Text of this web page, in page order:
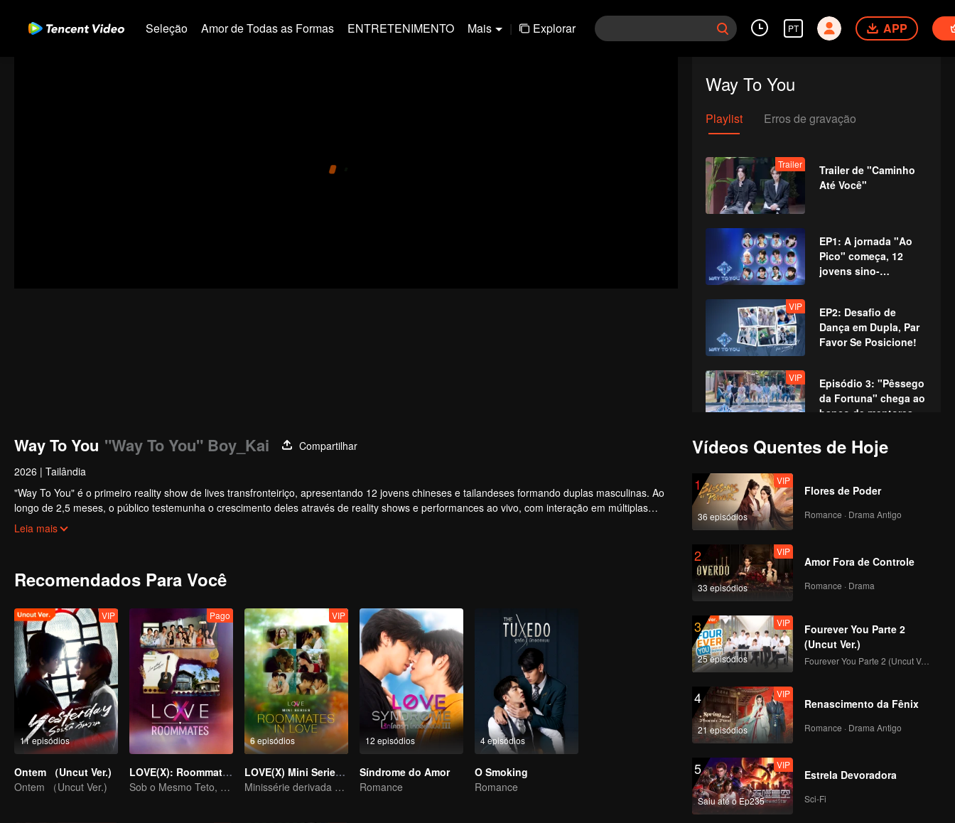
Seleção Amor de Todas as Formas ENTRETENIMENTO Mais | Explorar PT APP
Way To You
Playlist Erros de gravação
Trailer
Trailer de "Caminho
Até Você"
EP1: A jornada "Ao
Pico" começa, 12
jovens sino-
primeira vez!
VIP
EP2: Desafio de
Dança em Dupla, Par
Favor Se Posicione!
VIP
Episódio 3: "Pêssego
da Fortuna" chega ao
banco de mentores,
icônicas!
VIP
Episódio 4: Gala de
Talentos em uma
Disputa Épica de
Interpretação
VIP
Avante Sem Medo!
VIP
Aquáticos, Batalha
Geral de Todos os
Participantes!
VIP
Episódio 7: Exibição
talentos em grupo, da
inexperiência ao
deslumbre
VIP
VIP
Way To You "Way To You" Boy_Kai
Compartilhar
2026 | Tailândia
"Way To You" é o primeiro reality show de lives transfronteiriço, apresentando 12 jovens chineses e tailandeses formando duplas masculinas. Ao
longo de 2,5 meses, o público testemunha o crescimento deles através de reality shows e performances ao vivo, com interação em múltiplas
plataformas. Os espectadores participam diretamente do desenvolvimento dos ídolos por meio de votações e apoio, acompanhando a jornada
Leia mais
Recomendados Para Você
11 episódios
VIP
Ontem （Uncut Ver.)
Ontem （Uncut Ver.)
Pago
LOVE(X): Roommates
Sob o Mesmo Teto, Corações Desbloqueados! O Especial LOVE(X) de Companheiros de Casa
6 episódios
VIP
LOVE(X) Mini Series: Roommates In Love
Minissérie derivada de LOVE(X)
12 episódios
Síndrome do Amor
Romance
4 episódios
O Smoking
Romance
Vídeos Quentes de Hoje
1
36 episódios
VIP
Flores de Poder
Romance · Drama Antigo
2
33 episódios
VIP
Amor Fora de Controle
Romance · Drama
3
25 episódios
VIP
Fourever You Parte 2
(Uncut Ver.)
Fourever You Parte 2 (Uncut Ver.)
4
21 episódios
VIP
Renascimento da Fênix
Romance · Drama Antigo
5
Saiu até o Ep235
VIP
Estrela Devoradora
Sci-Fi